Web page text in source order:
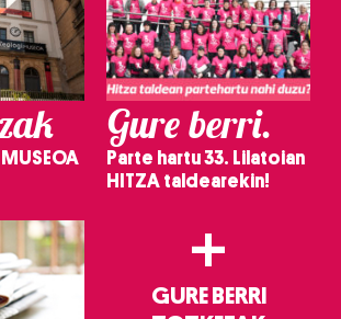
Gure berri.
Parte hartu 33. Lilatoian
HITZA taldearekin!
+
GURE BERRI